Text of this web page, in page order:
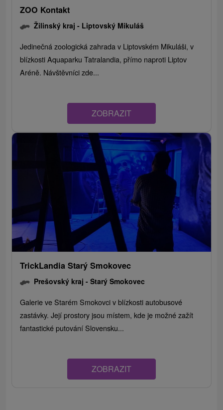
ZOO Kontakt
Žilinský kraj - Liptovský Mikuláš
Jedinečná zoologická zahrada v Liptovském Mikuláši, v
blízkosti Aquaparku Tatralandia, přímo naproti Liptov
Aréně. Návštěvníci zde...
ZOBRAZIT
TrickLandia Starý Smokovec
Prešovský kraj -Starý Smokovec
Galerie ve Starém Smokovci v blízkosti autobusové
zastávky. Její prostory jsou místem, kde je možné zažít
fantastické putování Slovensku...
ZOBRAZIT